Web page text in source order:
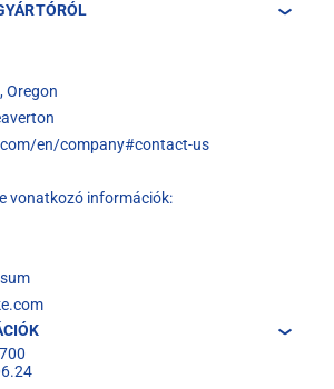
Oregon
en/company#contact-us
vonatkozó információk: